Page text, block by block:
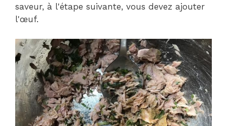
saveur, à l'étape suivante, vous devez ajouter
l'œuf.